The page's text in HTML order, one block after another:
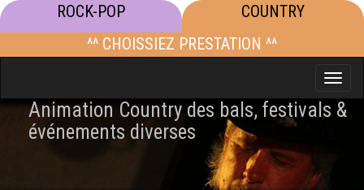
ROCK-POP
COUNTRY
^^ CHOISSIEZ PRESTATION ^^
Toggle
Animation Country des bals, festivals &
événements diverses